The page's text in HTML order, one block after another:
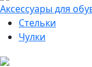
Аксессуары для
Стельки
Чулки